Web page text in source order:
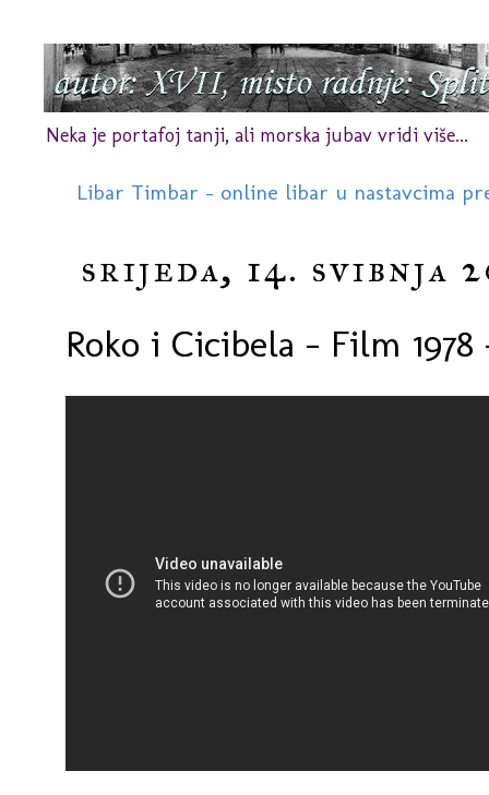
Neka je portafoj tanji, ali morska jubav vridi više...
Libar Timbar - online libar u nastavcima
srijeda, 14. svibnja
Roko i Cicibela - Film